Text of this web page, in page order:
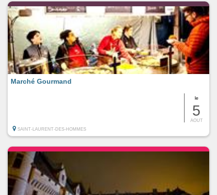
le
5
AOUT
Marché Gourmand
SAINT-LAURENT-DES-HOMMES